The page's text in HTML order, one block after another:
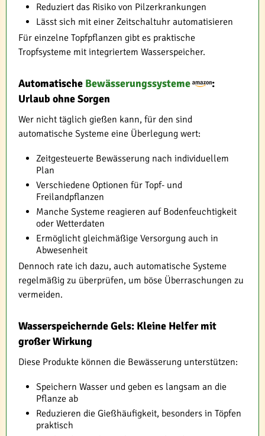
Reduziert das Risiko von Pilzerkrankungen
Lässt sich mit einer Zeitschaltuhr automatisieren
Für einzelne Topfpflanzen gibt es praktische
Tropfsysteme mit integriertem Wasserspeicher.
Automatische Bewässerungssysteme
:
Urlaub ohne Sorgen
Wer nicht täglich gießen kann, für den sind
automatische Systeme eine Überlegung wert:
Zeitgesteuerte Bewässerung nach individuellem
Plan
Verschiedene Optionen für Topf- und
Freilandpflanzen
Manche Systeme reagieren auf Bodenfeuchtigkeit
oder Wetterdaten
Ermöglicht gleichmäßige Versorgung auch in
Abwesenheit
Dennoch rate ich dazu, auch automatische Systeme
regelmäßig zu überprüfen, um böse Überraschungen zu
vermeiden.
Wasserspeichernde Gels: Kleine Helfer mit
großer Wirkung
Diese Produkte können die Bewässerung unterstützen:
Speichern Wasser und geben es langsam an die
Pflanze ab
Reduzieren die Gießhäufigkeit, besonders in Töpfen
praktisch